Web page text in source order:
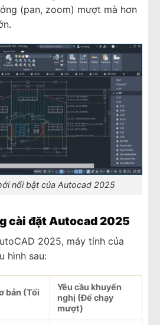
(pan, zoom) mượt mà hơn
nổi bật của Autocad 2025
cài đặt Autocad 2025
2025, máy tính của
hình sau:
bản (Tối
Yêu cầu khuyến
nghị (Để chạy
mượt)